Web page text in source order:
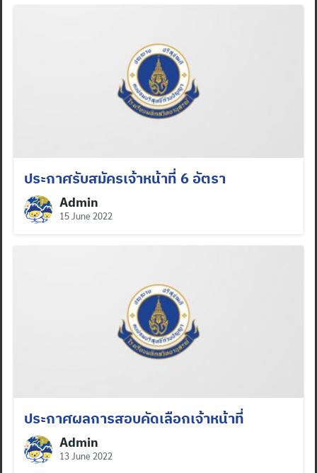
ประกาศรับสมัครเจ้าหน้าที่ 6 อัตรา
Admin
15 June 2022
ประกาศผลการสอบคัดเลือกเจ้าหน้าที่
Admin
13 June 2022